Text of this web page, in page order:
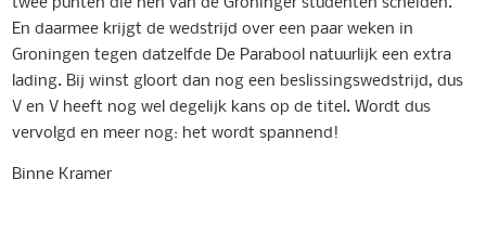
En daarmee krijgt de wedstrijd over een paar weken in
Groningen tegen datzelfde De Parabool natuurlijk een extra
lading. Bij winst gloort dan nog een beslissingswedstrijd, dus
V en V heeft nog wel degelijk kans op de titel. Wordt dus
vervolgd en meer nog: het wordt spannend!
Binne Kramer